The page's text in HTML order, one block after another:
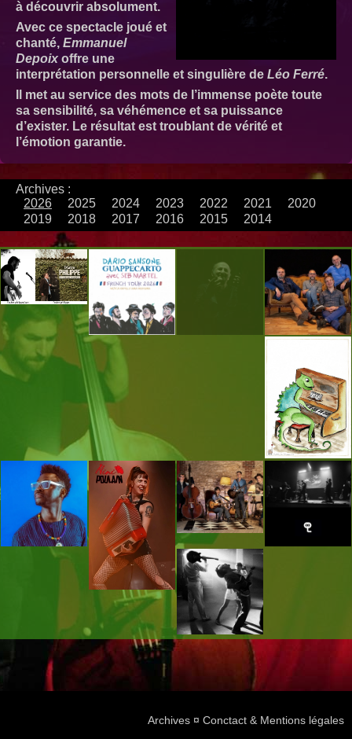
à découvrir absolument.
Avec ce spectacle joué et
chanté, Emmanuel
Depoix offre une
interprétation personnelle et singulière de Léo Ferré.
Il met au service des mots de l’immense poète toute
sa sensibilité, sa véhémence et sa puissance
d’exister. Le résultat est troublant de vérité et
l’émotion garantie.
Archives :
2026
2025 2024 2023 2022 2021
2020
2019
2018 2017 2016 2015 2014
Archives ¤ Conctact & Mentions légales